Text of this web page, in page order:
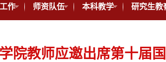
作 师资队伍 本科教学 研究生教
院教师应邀出席第十届